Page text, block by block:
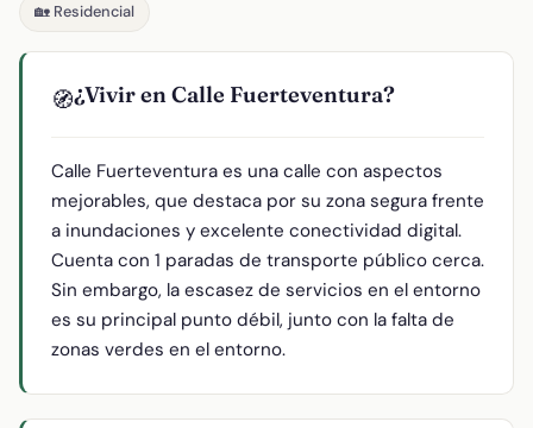
🏡 Residencial
🧭¿Vivir en Calle Fuerteventura?
Calle Fuerteventura es una calle con aspectos
mejorables, que destaca por su zona segura frente
a inundaciones y excelente conectividad digital.
Cuenta con 1 paradas de transporte público cerca.
Sin embargo, la escasez de servicios en el entorno
es su principal punto débil, junto con la falta de
zonas verdes en el entorno.